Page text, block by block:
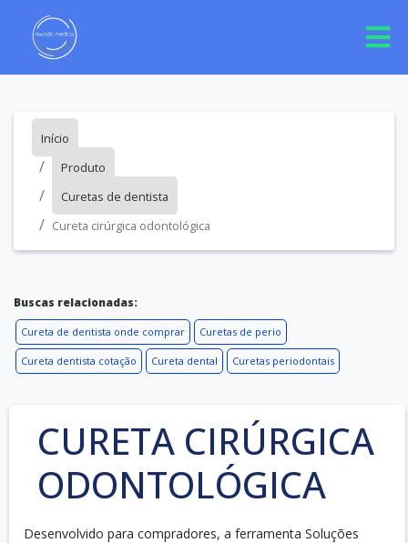
Início
Produto
Curetas de dentista
Cureta cirúrgica odontológica
Buscas relacionadas:
Cureta de dentista onde comprar Curetas de perio
Cureta dentista cotação Cureta dental Curetas periodontais
CURETA CIRÚRGICA
ODONTOLÓGICA
Desenvolvido para compradores, a ferramenta Soluções